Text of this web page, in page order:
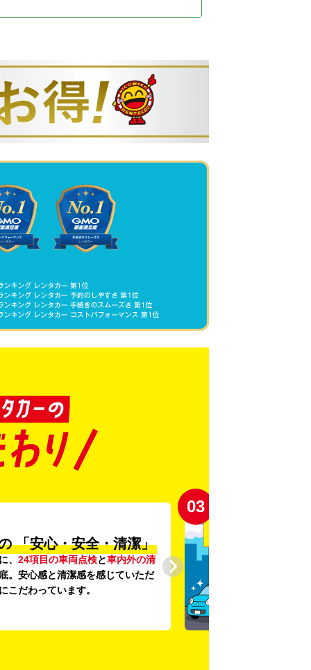
「安心・安全・清潔」
、 24項目の車両点検と車内外の清
。安心感と清潔感を感じていただ
こだわっています。
03